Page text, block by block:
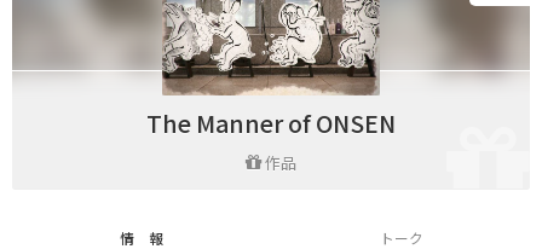
The Manner of ONSEN
作品
情 報 トーク